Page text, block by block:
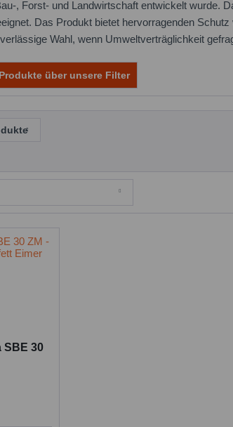
, Forst- und Landwirtschaft entwickelt wurde.
Das Produkt bietet hervorragenden
Wahl, wenn Umweltverträglichkeit
über unsere Filter
SBE 30